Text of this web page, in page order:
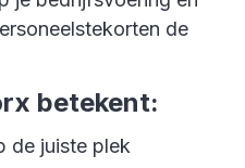
de
betekent:
de juiste plek